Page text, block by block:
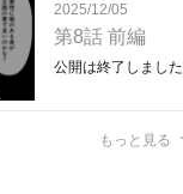
2025/12/05
第8話 前編
公開は終了しました
もっと見る